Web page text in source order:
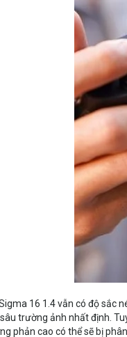
16 1.4 vẫn có độ sắc
trường ảnh nhất định.
phản cao có thể sẽ bị